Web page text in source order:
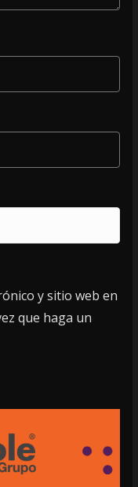
y sitio web en
que haga un